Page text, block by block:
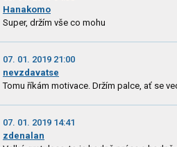
Hanakomo
Super, držím vše co mohu
07. 01. 2019 21:00
nevzdavatse
Tomu říkám motivace. Držím palce, ať se
07. 01. 2019 14:41
zdenalan